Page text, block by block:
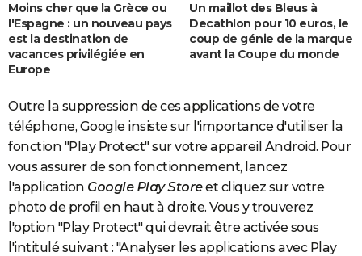
Moins cher que la Grèce ou
l'Espagne : un nouveau pays
est la destination de
vacances privilégiée en
Europe
Un maillot des Bleus à
Decathlon pour 10 euros, le
coup de génie de la marque
avant la Coupe du monde
Outre la suppression de ces applications de votre
téléphone, Google insiste sur l'importance d'utiliser la
fonction "Play Protect" sur votre appareil Android. Pour
vous assurer de son fonctionnement, lancez
l'application Google Play Storeet cliquez sur votre
photo de profil en haut à droite. Vous y trouverez
l'option "Play Protect" qui devrait être activée sous
l'intitulé suivant : "Analyser les applications avec Play